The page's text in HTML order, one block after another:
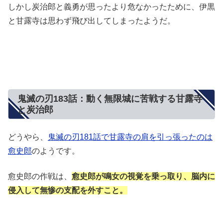
しかし炭治郎と義勇が思ったより危なかったために、伊黒
と甘露寺は思わず飛び出してしまったようだ。
鬼滅の刃183話：動く無限城に苦戦する甘露寺
と炭治郎
どうやら、
鬼滅の刃181話で甘露寺の肩を引っ張ったのは
愈史郎のようです。
愈史郎の作戦は、 愈史郎が鳴女の視覚を乗っ取り、脳内に
侵入して無惨の支配を外すこと。